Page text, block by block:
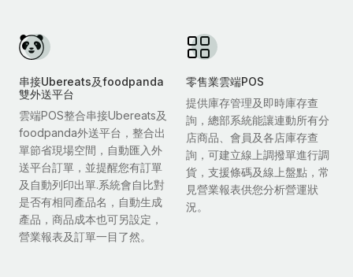
串接Ubereats及foodpanda
雙外送平台
雲端POS整合串接Ubereats及
foodpanda外送平台，整合出
單節省現場空間，自動匯入外
送平台訂單，並提醒您有訂單
及自動列印出單.系統會自比對
是否有相同產品名，自動生成
產品，商品成本也可另設定，
營業報表及訂單一目了然。
零售業雲端POS
提供庫存管理及即時庫存查
詢，總部系統能讓連動所有分
店商品、會員及各店庫存查
詢，可建立線上調撥單進行調
貨，支援條碼及線上盤點，常
見營業報表供您分析營運狀
況。